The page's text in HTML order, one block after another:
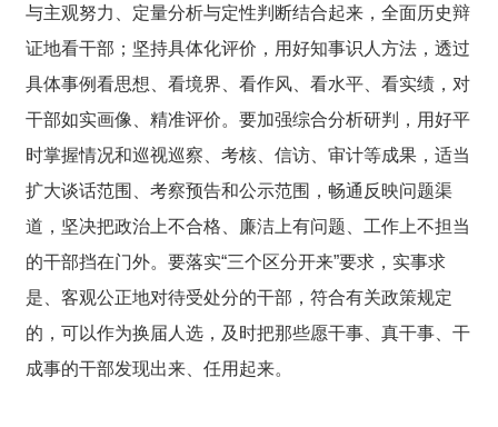
与主观努力、定量分析与定性判断结合起来，全面历史辩
证地看干部；坚持具体化评价，用好知事识人方法，透过
具体事例看思想、看境界、看作风、看水平、看实绩，对
干部如实画像、精准评价。要加强综合分析研判，用好平
时掌握情况和巡视巡察、考核、信访、审计等成果，适当
扩大谈话范围、考察预告和公示范围，畅通反映问题渠
道，坚决把政治上不合格、廉洁上有问题、工作上不担当
的干部挡在门外。要落实“三个区分开来”要求，实事求
是、客观公正地对待受处分的干部，符合有关政策规定
的，可以作为换届人选，及时把那些愿干事、真干事、干
成事的干部发现出来、任用起来。